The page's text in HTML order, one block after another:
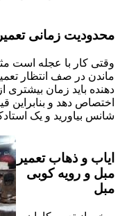
محدودیت زمانی
وقتی کار با عجله است
ماندن در صف انتظار
دهنده باید زمان بیشتری
اختصاص دهد و بنابراین
شانس بیاورید و یک
ایاب و ذهاب تعمیر
مبل و رویه کوبی
مبل